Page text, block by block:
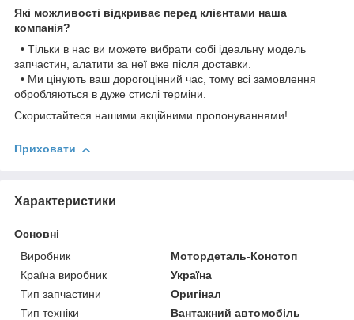
Які можливості відкриває перед клієнтами наша
компанія?
• Тільки в нас ви можете вибрати собі ідеальну модель
запчастин, алатити за неї вже після доставки.
• Ми цінують ваш дорогоцінний час, тому всі замовлення
обробляються в дуже стислі терміни.
Скористайтеся нашими акційними пропонуваннями!
Приховати
Характеристики
Основні
Виробник
Мотордеталь-Конотоп
Країна виробник
Україна
Тип запчастини
Оригінал
Тип техніки
Вантажний автомобіль